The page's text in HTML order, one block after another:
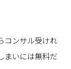
コンサル受けれ
まいには無料だ